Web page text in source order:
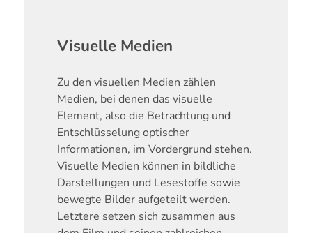
Visuelle Medien
Zu den visuellen Medien zählen
Medien, bei denen das visuelle
Element, also die Betrachtung und
Entschlüsselung optischer
Informationen, im Vordergrund stehen.
Visuelle Medien können in bildliche
Darstellungen und Lesestoffe sowie
bewegte Bilder aufgeteilt werden.
Letztere setzen sich zusammen aus